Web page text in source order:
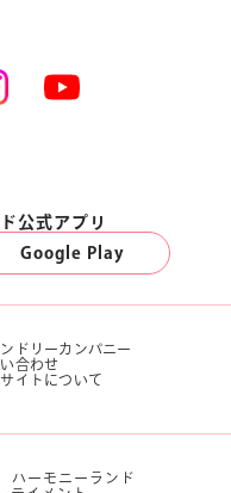
公式アプリ
Google Play
ドリーカンパニー
合わせ
イトについて
ハーモニーランド